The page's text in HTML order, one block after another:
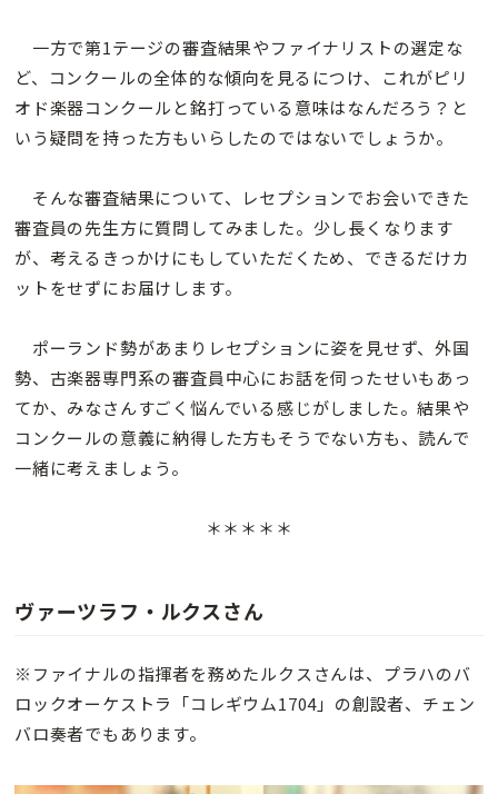
一方で第1テージの審査結果やファイナリストの選定な
ど、コンクールの全体的な傾向を見るにつけ、これがピリ
オド楽器コンクールと銘打っている意味はなんだろう？と
いう疑問を持った方もいらしたのではないでしょうか。
そんな審査結果について、レセプションでお会いできた
審査員の先生方に質問してみました。少し長くなります
が、考えるきっかけにもしていただくため、できるだけカ
ットをせずにお届けします。
ポーランド勢があまりレセプションに姿を見せず、外国
勢、古楽器専門系の審査員中心にお話を伺ったせいもあっ
てか、みなさんすごく悩んでいる感じがしました。結果や
コンクールの意義に納得した方もそうでない方も、読んで
一緒に考えましょう。
＊＊＊＊＊
ヴァーツラフ・ルクスさん
※ファイナルの指揮者を務めたルクスさんは、プラハのバ
ロックオーケストラ「コレギウム1704」の創設者、チェン
バロ奏者でもあります。